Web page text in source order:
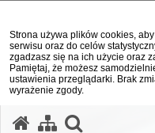
Strona używa plików cookies,
serwisu oraz do celów
zgadzasz się na ich użycie oraz
Pamiętaj, że możesz
ustawienia przeglądarki. Brak
wyrażenie zgody.